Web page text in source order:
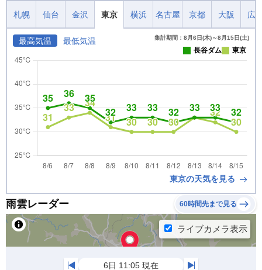
札幌 仙台 金沢 東京 横浜 名古屋 京都 大阪 広
最高気温 最低気温 集計期間：8月6日(木)～8月15日(土)
長谷ダム 東京
東京の天気を見る
雨雲レーダー 60時間先まで見る